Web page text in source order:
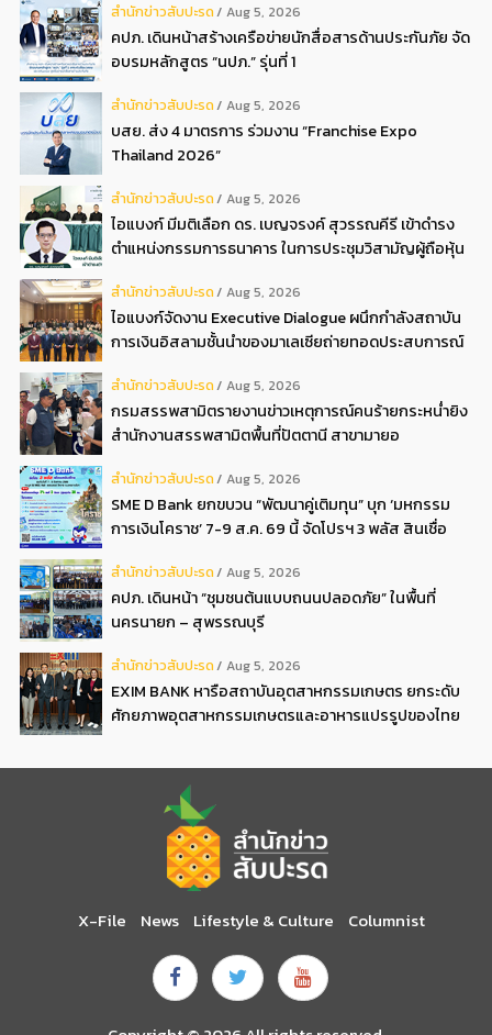
สํานักข่าวสับปะรด Aug 5, 2026
คปภ. เดินหน้าสร้างเครือข่ายนักสื่อสารด้านประกันภัย จัด
อบรมหลักสูตร “นปภ.” รุ่นที่ 1
สํานักข่าวสับปะรด Aug 5, 2026
บสย. ส่ง 4 มาตรการ ร่วมงาน “Franchise Expo
Thailand 2026”
สํานักข่าวสับปะรด Aug 5, 2026
ไอแบงก์ มีมติเลือก ดร. เบญจรงค์ สุวรรณคีรี เข้าดำรง
ตำแหน่งกรรมการธนาคาร ในการประชุมวิสามัญผู้ถือหุ้น
สํานักข่าวสับปะรด Aug 5, 2026
ไอแบงก์จัดงาน Executive Dialogue ผนึกกำลังสถาบัน
การเงินอิสลามชั้นนำของมาเลเซียถ่ายทอดประสบการณ์
อิสลามแห่งอนาคต
สํานักข่าวสับปะรด Aug 5, 2026
กรมสรรพสามิตรายงานข่าวเหตุการณ์คนร้ายกระหน่ำยิง
สำนักงานสรรพสามิตพื้นที่ปัตตานี สาขามายอ
สํานักข่าวสับปะรด Aug 5, 2026
SME D Bank ยกขบวน “พัฒนาคู่เติมทุน” บุก ‘มหกรรม
การเงินโคราช’ 7-9 ส.ค. 69 นี้ จัดโปรฯ 3 พลัส สินเชื่อ
สํานักข่าวสับปะรด Aug 5, 2026
คปภ. เดินหน้า “ชุมชนต้นแบบถนนปลอดภัย” ในพื้นที่
นครนายก – สุพรรณบุรี
สํานักข่าวสับปะรด Aug 5, 2026
EXIM BANK หารือสถาบันอุตสาหกรรมเกษตร ยกระดับ
ศักยภาพอุตสาหกรรมเกษตรและอาหารแปรรูปของไทย
X-File News Lifestyle & Culture Columnist